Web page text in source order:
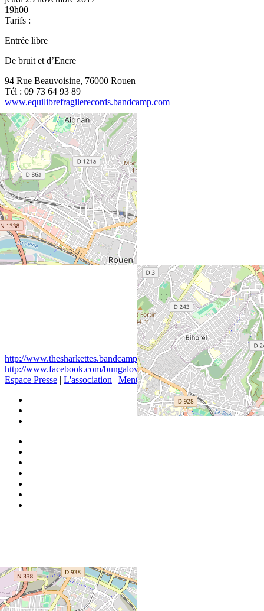
19h00
Tarifs :
Entrée libre
De bruit et d’Encre
94 Rue Beauvoisine, 76000 Rouen
Tél : 09 73 64 93 89
www.equilibrefragilerecords.bandcamp.com
http://www.thesharkettes.bandcamp.com
http://www.facebook.com/bungalowdepression
Espace Presse | L'association | Mentions légales|